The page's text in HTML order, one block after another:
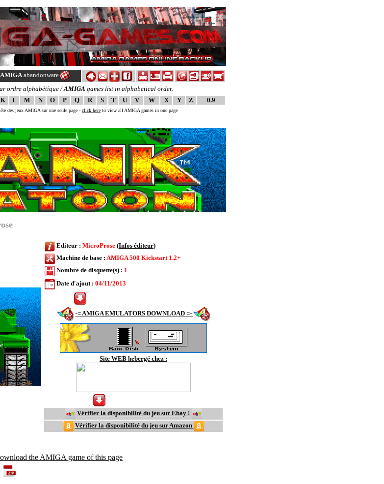
AMIGAabandonware
ordre alphabétique /AMIGA games list in alphabetical order.
K L M N O P Q R S T U V W X Y Z 0.9
des jeux AMIGA sur une seule page - click here to view all AMIGA games in one page
Editeur : MicroProse (Infos éditeur)
Machine de base : AMIGA 500 Kickstart 1.2+
Nombre de disquette(s) : 1
Date d'ajout : 04/11/2013
-= AMIGA EMULATORS DOWNLOAD =-
Site WEB hebergé chez :
Vérifier la disponibilité du jeu sur Ebay !
Vérifier la disponibilité du jeu sur Amazon